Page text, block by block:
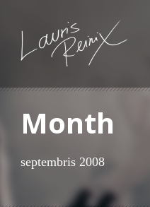
Month
septembris 2008